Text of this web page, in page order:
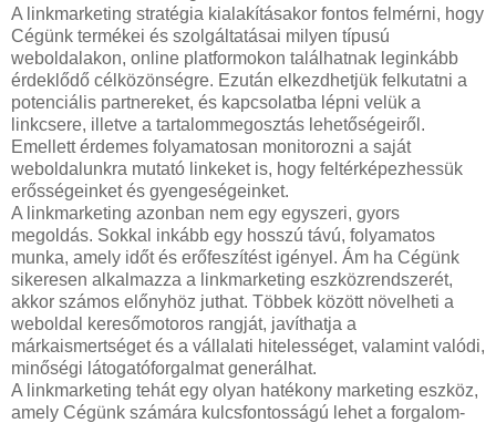
A linkmarketing stratégia kialakításakor fontos felmérni, hogy
Cégünk termékei és szolgáltatásai milyen típusú
weboldalakon, online platformokon találhatnak leginkább
érdeklődő célközönségre. Ezután elkezdhetjük felkutatni a
potenciális partnereket, és kapcsolatba lépni velük a
linkcsere, illetve a tartalommegosztás lehetőségeiről.
Emellett érdemes folyamatosan monitorozni a saját
weboldalunkra mutató linkeket is, hogy feltérképezhessük
erősségeinket és gyengeségeinket.
A linkmarketing azonban nem egy egyszeri, gyors
megoldás. Sokkal inkább egy hosszú távú, folyamatos
munka, amely időt és erőfeszítést igényel. Ám ha Cégünk
sikeresen alkalmazza a linkmarketing eszközrendszerét,
akkor számos előnyhöz juthat. Többek között növelheti a
weboldal keresőmotoros rangját, javíthatja a
márkaismertséget és a vállalati hitelességet, valamint valódi,
minőségi látogatóforgalmat generálhat.
A linkmarketing tehát egy olyan hatékony marketing eszköz,
amely Cégünk számára kulcsfontosságú lehet a forgalom-